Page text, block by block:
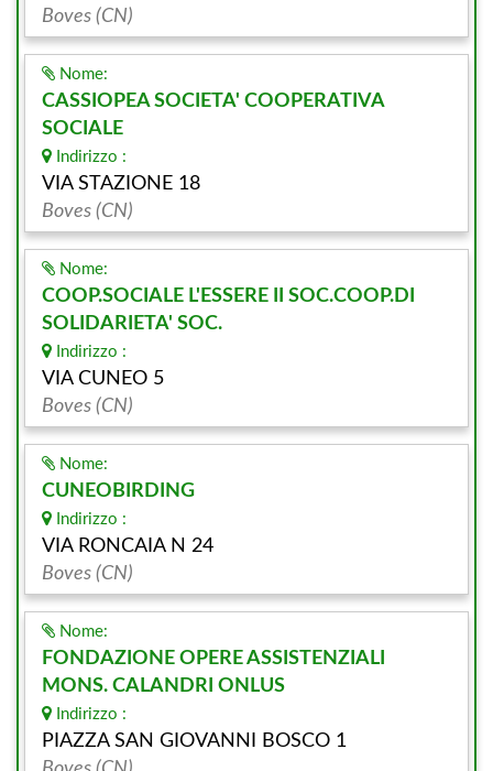
Boves (CN)
Nome:
CASSIOPEA SOCIETA' COOPERATIVA
SOCIALE
Indirizzo :
VIA STAZIONE 18
Boves (CN)
Nome:
COOP.SOCIALE L'ESSERE II SOC.COOP.DI
SOLIDARIETA' SOC.
Indirizzo :
VIA CUNEO 5
Boves (CN)
Nome:
CUNEOBIRDING
Indirizzo :
VIA RONCAIA N 24
Boves (CN)
Nome:
FONDAZIONE OPERE ASSISTENZIALI
MONS. CALANDRI ONLUS
Indirizzo :
PIAZZA SAN GIOVANNI BOSCO 1